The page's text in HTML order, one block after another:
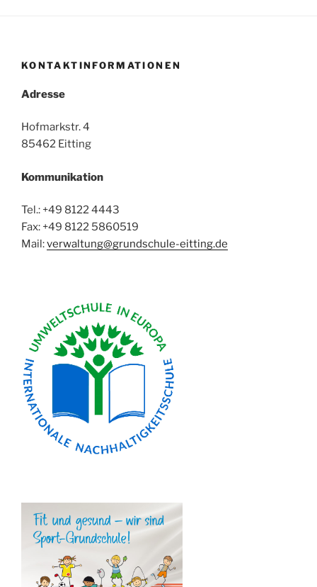
KONTAKTINFORMATIONEN
Adresse
Hofmarkstr. 4
85462 Eitting
Kommunikation
Tel.: +49 8122 4443
Fax: +49 8122 5860519
Mail:verwaltung@grundschule-eitting.de